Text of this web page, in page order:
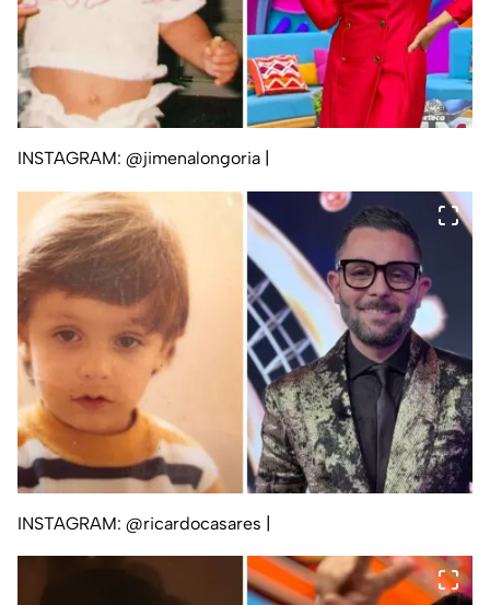
INSTAGRAM: @jimenalongoria |
INSTAGRAM: @ricardocasares |